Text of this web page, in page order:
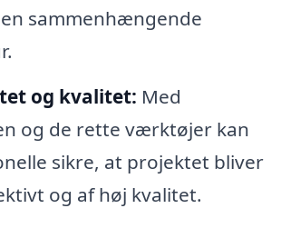
sammenhængende
og kvalitet: Med
og de rette værktøjer kan
sikre, at projektet bliver
og af høj kvalitet.